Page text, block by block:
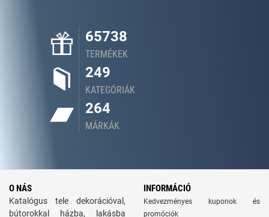
65738
TERMÉKEK
249
KATEGÓRIÁK
264
MÁRKÁK
O NÁS
Katalógus tele dekorációval,
bútorokkal házba, lakásba
INFORMÁCIÓ
Kedvezményes kuponok és
promóciók